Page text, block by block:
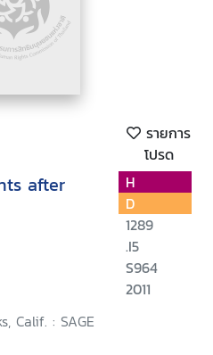
รายการ
โปรด
after
Calif. : SAGE
H
D
1289
.I5
S964
2011